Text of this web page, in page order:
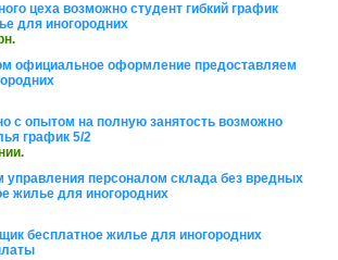
цеха возможно студент гибкий график
для иногородних
официальное оформление предоставляем
с опытом на полную занятость возможно
график 5/2
управления персоналом склада без вредных
жилье для иногородних
бесплатное жилье для иногородних